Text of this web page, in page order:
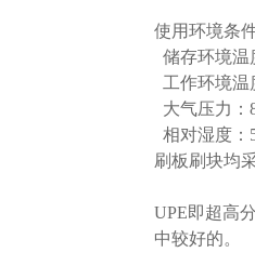
使用环境条
储存环境
工作环境
大气压力：
相对湿度：
刷板刷块均
UPE即超高
中较好的。